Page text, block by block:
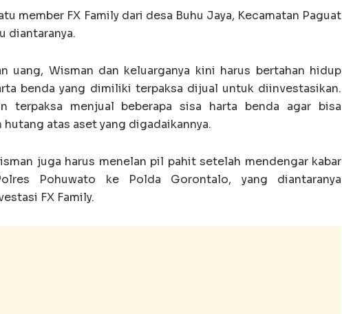
member FX Family dari desa Buhu Jaya, Kecamatan Paguat
diantaranya.
uang, Wisman dan keluarganya kini harus bertahan hidup
benda yang dimiliki terpaksa dijual untuk diinvestasikan.
terpaksa menjual beberapa sisa harta benda agar bisa
atas aset yang digadaikannya.
juga harus menelan pil pahit setelah mendengar kabar
Pohuwato ke Polda Gorontalo, yang diantaranya
FX Family.